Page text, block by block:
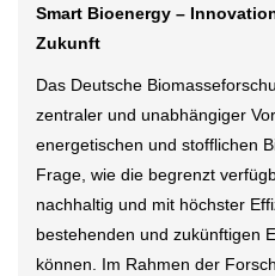
Smart Bioenergy –
Zukunft
Das Deutsche
zentraler und unabhängiger
energetischen und stofflichen
Frage, wie die begrenzt
nachhaltig und mit höchster
bestehenden und zukünftigen
können. Im Rahmen der